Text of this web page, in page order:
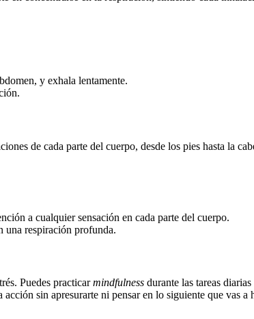
y exhala lentamente.
de cada parte del cuerpo, desde los pies hasta la
a cualquier sensación en cada parte del cuerpo.
una respiración profunda.
Puedes practicarmindfulness durante las tareas
sin apresurarte ni pensar en lo siguiente que vas a